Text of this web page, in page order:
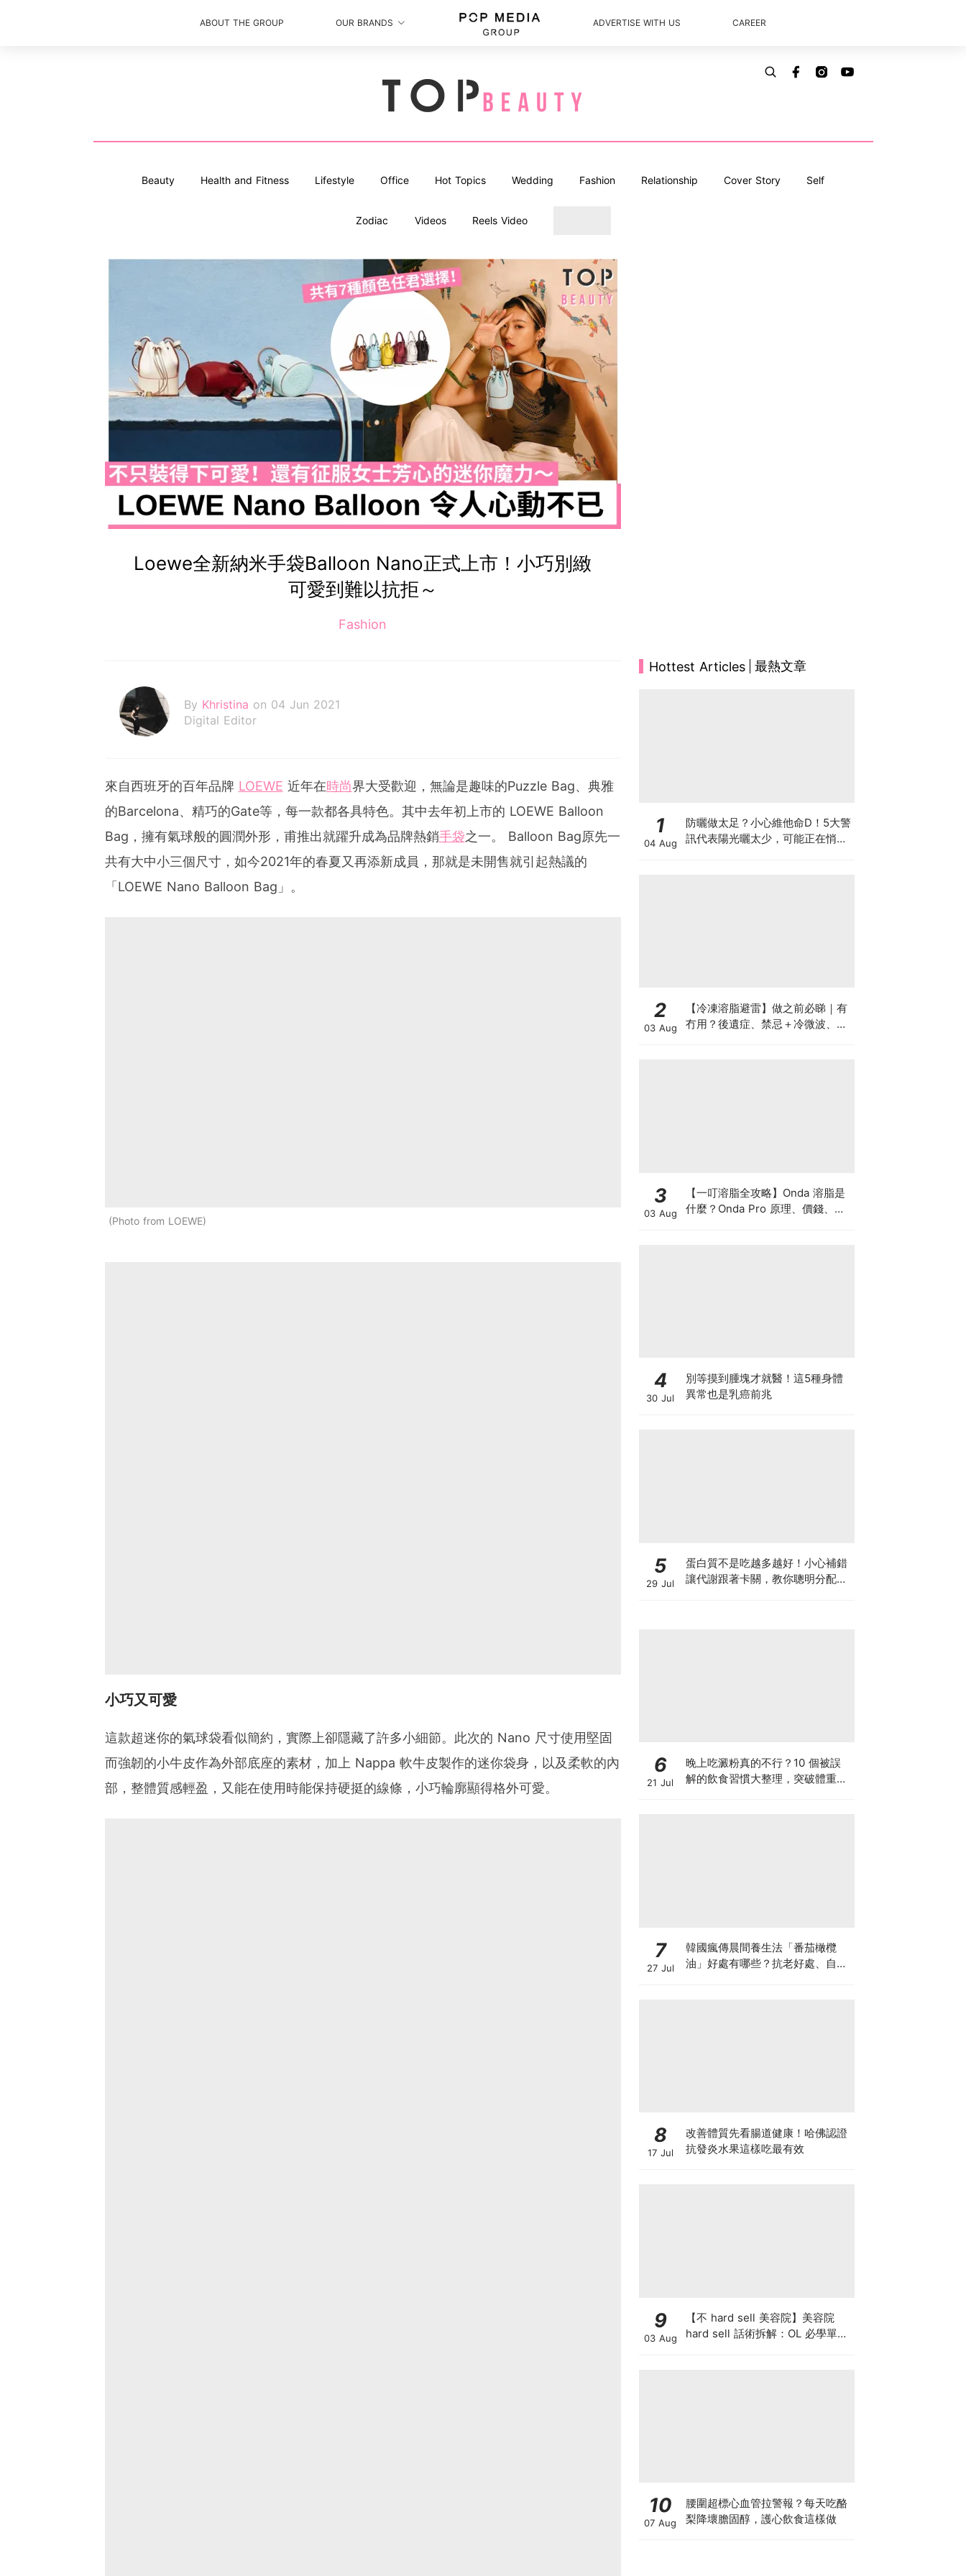
ABOUT THE GROUP OUR BRANDS ADVERTISE WITH US CAREER
Beauty Health and Fitness Lifestyle Office Hot Topics Wedding Fashion Relationship Cover Story Self
Zodiac Videos Reels Video
Loewe全新納米手袋Balloon Nano正式上市！小巧別緻
可愛到難以抗拒～
Fashion
By Khristina on 04 Jun 2021
Digital Editor
來自西班牙的百年品牌 LOEWE 近年在時尚界大受歡迎，無論是趣味的Puzzle Bag、典雅
的Barcelona、精巧的Gate等，每一款都各具特色。其中去年初上市的 LOEWE Balloon
Bag，擁有氣球般的圓潤外形，甫推出就躍升成為品牌熱銷手袋之一。 Balloon Bag原先一
共有大中小三個尺寸，如今2021年的春夏又再添新成員，那就是未開售就引起熱議的
「LOEWE Nano Balloon Bag」。
Photo from LOEWE
小巧又可愛
這款超迷你的氣球袋看似簡約，實際上卻隱藏了許多小細節。此次的 Nano 尺寸使用堅固
而強韌的小牛皮作為外部底座的素材，加上 Nappa 軟牛皮製作的迷你袋身，以及柔軟的內
部，整體質感輕盈，又能在使用時能保持硬挺的線條，小巧輪廓顯得格外可愛。
Hottest Articles 最熱文章
1
04 Aug
防曬做太足？小心維他命D！5大警
訊代表陽光曬太少，可能正在悄悄
2
03 Aug
【冷凍溶脂避雷】做之前必睇｜有
冇用？後遺症、禁忌＋冷微波、雙
3
03 Aug
【一叮溶脂全攻略】Onda 溶脂是
什麼？Onda Pro 原理、價錢、次
4
30 Jul
別等摸到腫塊才就醫！這5種身體
異常也是乳癌前兆
5
29 Jul
蛋白質不是吃越多越好！小心補錯
讓代謝跟著卡關，教你聰明分配三
6
21 Jul
晚上吃澱粉真的不行？10 個被誤
解的飲食習慣大整理，突破體重停
7
27 Jul
韓國瘋傳晨間養生法「番茄橄欖
油」好處有哪些？抗老好處、自製
8
17 Jul
改善體質先看腸道健康！哈佛認證
抗發炎水果這樣吃最有效
9
03 Aug
【不 hard sell 美容院】美容院
hard sell 話術拆解：OL 必學單次
10
07 Aug
腰圍超標心血管拉警報？每天吃酪
梨降壞膽固醇，護心飲食這樣做